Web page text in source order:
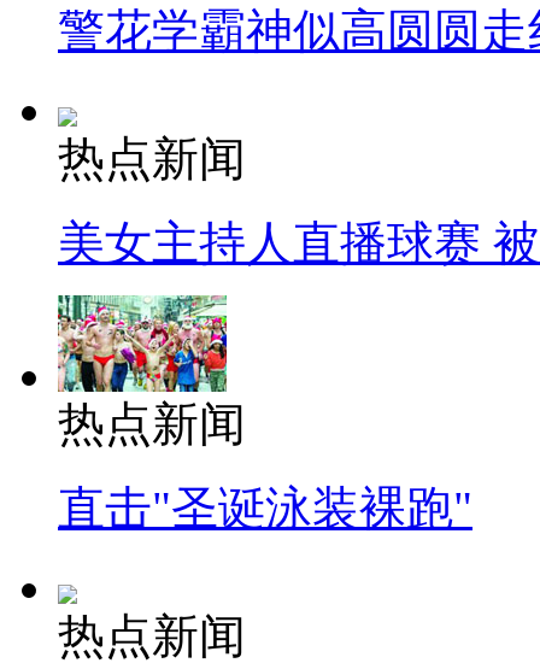
警花学霸神似高圆圆走
热点新闻
美女主持人直播球赛
热点新闻
直击"圣诞泳装裸跑"
热点新闻